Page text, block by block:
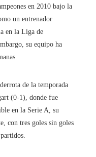
en 2010 bajo la
un entrenador
en la Liga de
su equipo ha
de la temporada
(0-1), donde fue
en la Serie A, su
con tres goles sin goles